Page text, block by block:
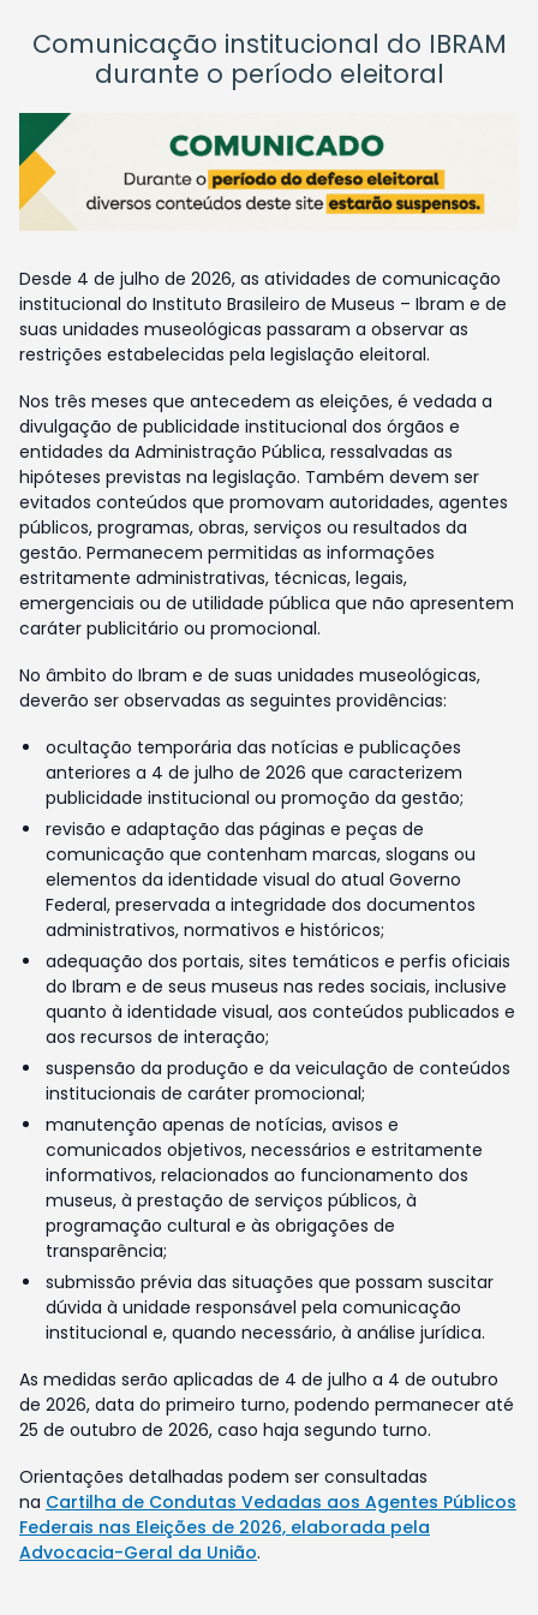
Comunicação institucional do IBRAM
durante o período eleitoral
Desde 4 de julho de 2026, as atividades de comunicação
institucional do Instituto Brasileiro de Museus – Ibram e de
suas unidades museológicas passaram a observar as
restrições estabelecidas pela legislação eleitoral.
Nos três meses que antecedem as eleições, é vedada a
divulgação de publicidade institucional dos órgãos e
entidades da Administração Pública, ressalvadas as
hipóteses previstas na legislação. Também devem ser
evitados conteúdos que promovam autoridades, agentes
públicos, programas, obras, serviços ou resultados da
gestão. Permanecem permitidas as informações
estritamente administrativas, técnicas, legais,
emergenciais ou de utilidade pública que não apresentem
caráter publicitário ou promocional.
No âmbito do Ibram e de suas unidades museológicas,
deverão ser observadas as seguintes providências:
ocultação temporária das notícias e publicações
anteriores a 4 de julho de 2026 que caracterizem
publicidade institucional ou promoção da gestão;
revisão e adaptação das páginas e peças de
comunicação que contenham marcas, slogans ou
elementos da identidade visual do atual Governo
Federal, preservada a integridade dos documentos
administrativos, normativos e históricos;
adequação dos portais, sites temáticos e perfis oficiais
do Ibram e de seus museus nas redes sociais, inclusive
quanto à identidade visual, aos conteúdos publicados e
aos recursos de interação;
suspensão da produção e da veiculação de conteúdos
institucionais de caráter promocional;
manutenção apenas de notícias, avisos e
comunicados objetivos, necessários e estritamente
informativos, relacionados ao funcionamento dos
museus, à prestação de serviços públicos, à
programação cultural e às obrigações de
transparência;
submissão prévia das situações que possam suscitar
dúvida à unidade responsável pela comunicação
institucional e, quando necessário, à análise jurídica.
As medidas serão aplicadas de 4 de julho a 4 de outubro
de 2026, data do primeiro turno, podendo permanecer até
25 de outubro de 2026, caso haja segundo turno.
Orientações detalhadas podem ser consultadas
na Cartilha de Condutas Vedadas aos Agentes Públicos
Federais nas Eleições de 2026, elaborada pela
Advocacia-Geral da União.